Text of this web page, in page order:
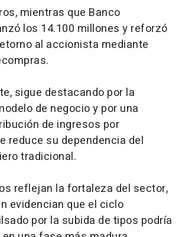
mientras que Banco
los 14.100 millones y reforzó
al accionista mediante
sigue destacando por la
de negocio y por una
de ingresos por
reduce su dependencia del
tradicional.
reflejan la fortaleza del sector,
evidencian que el ciclo
por la subida de tipos podría